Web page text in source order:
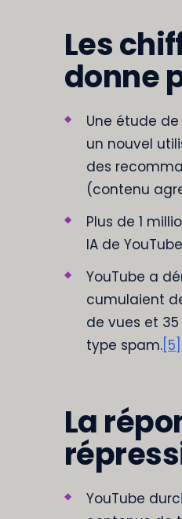
Les
donne
Une étude
un nouvel
des
(contenu
Plus de 1
IA de
YouTube a
cumulaient
de vues et
type spam. [5]
La
YouTube